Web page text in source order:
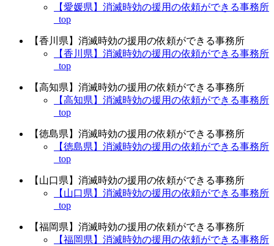
【愛媛県】消滅時効の援用の依頼ができる事務所
_top
【香川県】消滅時効の援用の依頼ができる事務所
【香川県】消滅時効の援用の依頼ができる事務所
_top
【高知県】消滅時効の援用の依頼ができる事務所
【高知県】消滅時効の援用の依頼ができる事務所
_top
【徳島県】消滅時効の援用の依頼ができる事務所
【徳島県】消滅時効の援用の依頼ができる事務所
_top
【山口県】消滅時効の援用の依頼ができる事務所
【山口県】消滅時効の援用の依頼ができる事務所
_top
【福岡県】消滅時効の援用の依頼ができる事務所
【福岡県】消滅時効の援用の依頼ができる事務所